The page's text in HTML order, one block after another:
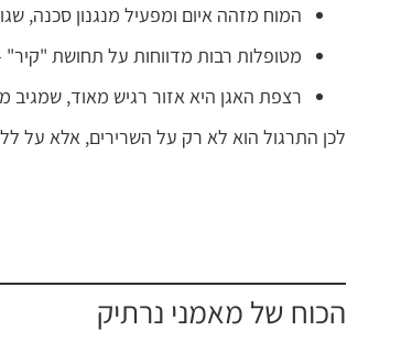
המוח מזהה איום ומפעיל מנגנון סכנה,
מטופלות רבות מדווחות על תחושת
רצפת האגן היא אזור רגיש מאוד, שמגיב
לכן התרגול הוא לא רק על השרירים, אלא על
הכוח של מאמני נרתיק